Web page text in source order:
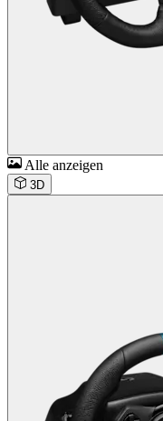
Alle anzeigen
3D